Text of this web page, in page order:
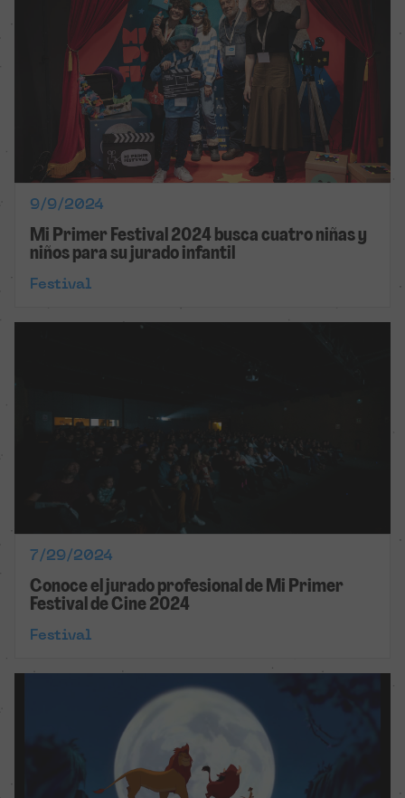
9/9/2024
Mi Primer Festival 2024 busca cuatro niñas y
niños para su jurado infantil
Festival
7/29/2024
Conoce el jurado profesional de Mi Primer
Festival de Cine 2024
Festival